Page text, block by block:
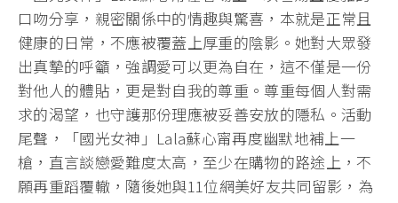
口吻分享， 親密關係中的情趣與驚喜，本就是正常且
健康的日常， 不應被覆蓋上厚重的陰影。她對大眾發
出真摯的呼籲， 強調愛可以更為自在，這不僅是一份
對他人的體貼， 更是對自我的尊重。尊重每個人對需
求的渴望， 也守護那份理應被妥善安放的隱私。活動
尾聲，「國光女神」 Lala蘇心甯再度幽默地補上一
槍，直言談戀愛難度太高， 至少在購物的路途上，不
願再重蹈覆轍， 隨後她與11位網美好友共同留影， 為